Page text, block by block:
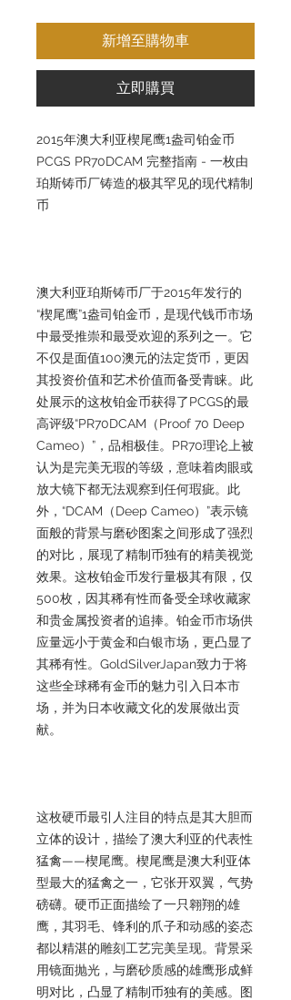
新增至購物車
立即購買
2015年澳大利亚楔尾鹰1盎司铂金币
PCGS PR70DCAM 完整指南 - 一枚由
珀斯铸币厂铸造的极其罕见的现代精制
币
澳大利亚珀斯铸币厂于2015年发行的
“楔尾鹰”1盎司铂金币，是现代钱币市场
中最受推崇和最受欢迎的系列之一。它
不仅是面值100澳元的法定货币，更因
其投资价值和艺术价值而备受青睐。此
处展示的这枚铂金币获得了PCGS的最
高评级“PR70DCAM（Proof 70 Deep
Cameo）”，品相极佳。PR70理论上被
认为是完美无瑕的等级，意味着肉眼或
放大镜下都无法观察到任何瑕疵。此
外，“DCAM（Deep Cameo）”表示镜
面般的背景与磨砂图案之间形成了强烈
的对比，展现了精制币独有的精美视觉
效果。这枚铂金币发行量极其有限，仅
500枚，因其稀有性而备受全球收藏家
和贵金属投资者的追捧。铂金币市场供
应量远小于黄金和白银市场，更凸显了
其稀有性。GoldSilverJapan致力于将
这些全球稀有金币的魅力引入日本市
场，并为日本收藏文化的发展做出贡
献。
这枚硬币最引人注目的特点是其大胆而
立体的设计，描绘了澳大利亚的代表性
猛禽——楔尾鹰。楔尾鹰是澳大利亚体
型最大的猛禽之一，它张开双翼，气势
磅礴。硬币正面描绘了一只翱翔的雄
鹰，其羽毛、锋利的爪子和动感的姿态
都以精湛的雕刻工艺完美呈现。背景采
用镜面抛光，与磨砂质感的雄鹰形成鲜
明对比，凸显了精制币独有的美感。图